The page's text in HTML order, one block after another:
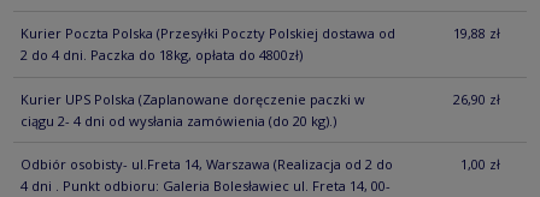
Kurier Poczta Polska (Przesyłki Poczty Polskiej dostawa od
2 do 4 dni. Paczka do 18kg, opłata do 4800zł)
19,88 zł
Kurier UPS Polska (Zaplanowane doręczenie paczki w
ciągu 2- 4 dni od wysłania zamówienia (do 20 kg).)
26,90 zł
Odbiór osobisty- ul.Freta 14, Warszawa (Realizacja od 2 do
4 dni . Punkt odbioru: Galeria Bolesławiec ul. Freta 14, 00-
1,00 zł